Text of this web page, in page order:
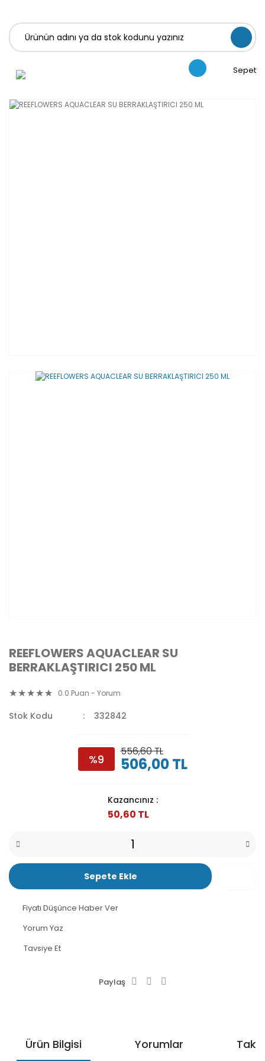
Sepet
REEFLOWERS AQUACLEAR SU
BERRAKLAŞTIRICI 250 ML
0.0 Puan - Yorum
Stok Kodu 332842
%9
556,60 TL
506,00 TL
Kazancınız :
50,60 TL
Sepete Ekle
Fiyatı Düşünce Haber Ver
Yorum Yaz
Tavsiye Et
Paylaş
Ürün Bilgisi Yorumlar